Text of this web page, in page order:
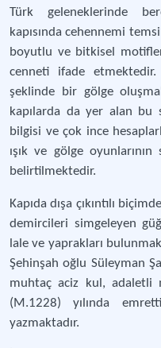
Türk geleneklerinde
kapısında cehennemi
boyutlu ve bitkisel
cenneti ifade etmektedir.
şeklinde bir gölge
kapılarda da yer alan bu
bilgisi ve çok ince
ışık ve gölge
belirtilmektedir.
Kapıda dışa çıkıntılı
demircileri simgeleyen
lale ve yaprakları
Şehinşah oğlu Süleyman
muhtaç aciz kul, adaletli
(M.1228) yılında
yazmaktadır.